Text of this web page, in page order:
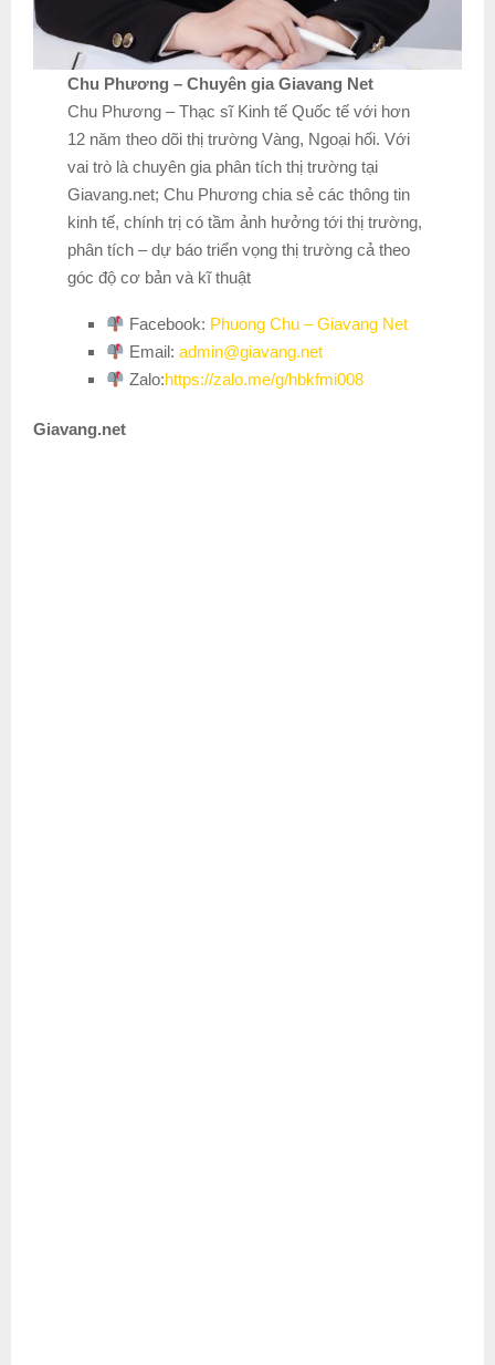
Chu Phương – Chuyên gia Giavang Net
Chu Phương – Thạc sĩ Kinh tế Quốc tế với hơn
12 năm theo dõi thị trường Vàng, Ngoại hối. Với
vai trò là chuyên gia phân tích thị trường tại
Giavang.net; Chu Phương chia sẻ các thông tin
kinh tế, chính trị có tầm ảnh hưởng tới thị trường,
phân tích – dự báo triển vọng thị trường cả theo
góc độ cơ bản và kĩ thuật
Facebook: Phuong Chu – Giavang Net
Email:admin@giavang.net
Zalo:https://zalo.me/g/hbkfmi008
Giavang.net